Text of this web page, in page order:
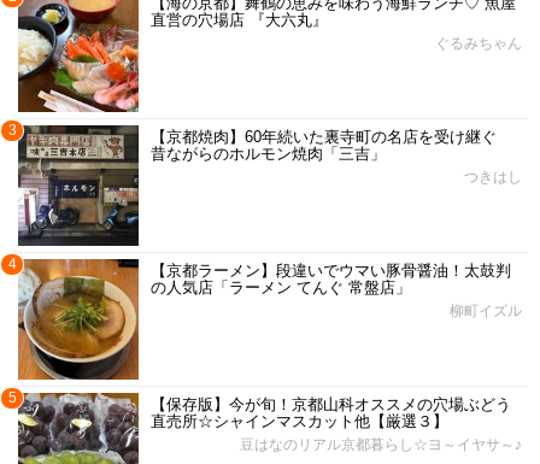
直営の穴場店 『大六丸』
ぐるみちゃん
3
【京都焼肉】60年続いた裏寺町の名店を受け継ぐ
昔ながらのホルモン焼肉「三吉」
つきはし
4
【京都ラーメン】段違いでウマい豚骨醤油！太鼓判
の人気店「ラーメン てんぐ 常盤店」
柳町イズル
5
【保存版】今が旬！京都山科オススメの穴場ぶどう
直売所☆シャインマスカット他【厳選３】
豆はなのリアル京都暮らし☆ヨ～イヤサ～♪